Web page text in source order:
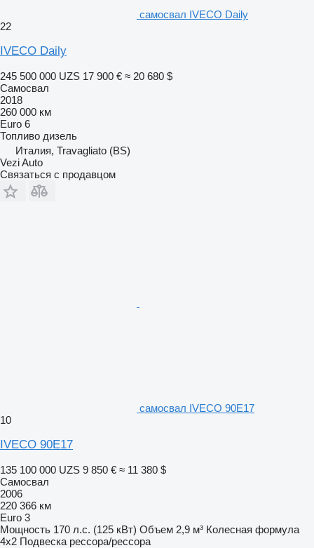
самосвал IVECO Daily
22
IVECO Daily
245 500 000 UZS 17 900 € ≈ 20 680 $
Самосвал
2018
260 000 км
Euro 6
Топливо дизель
Италия, Travagliato (BS)
Vezi Auto
Связаться с продавцом
самосвал IVECO 90E17
10
IVECO 90E17
135 100 000 UZS 9 850 € ≈ 11 380 $
Самосвал
2006
220 366 км
Euro 3
Мощность 170 л.с. (125 кВт) Объем 2,9 м³ Колесная формула
4x2 Подвеска рессора/рессора